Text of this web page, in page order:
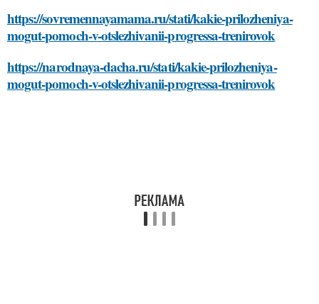
https://sovremennayamama.ru/stati/kakie-prilozheniya-
mogut-pomoch-v-otslezhivanii-progressa-trenirovok
https://narodnaya-dacha.ru/stati/kakie-prilozheniya-
mogut-pomoch-v-otslezhivanii-progressa-trenirovok